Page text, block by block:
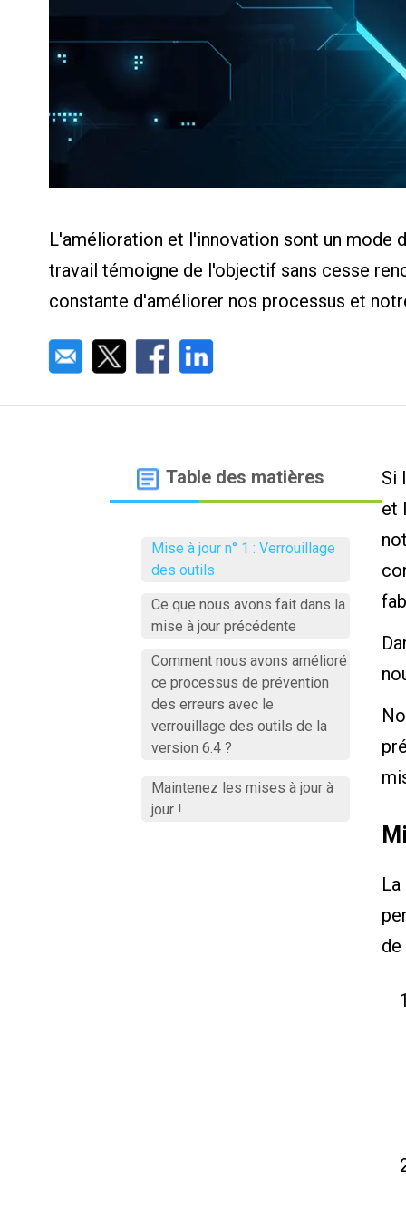
Presse
Études
L'amélioration et l'innovation sont un mode
travail témoigne de l'objectif sans cesse
constante d'améliorer nos processus et
Table des matières
Mise à jour n° 1 : Verrouillage
des outils
Ce que nous avons fait dans la
mise à jour précédente
Comment nous avons amélioré
ce processus de prévention
des erreurs avec le
verrouillage des outils de la
version 6.4 ?
Maintenez les mises à jour à
jour !
Si
et